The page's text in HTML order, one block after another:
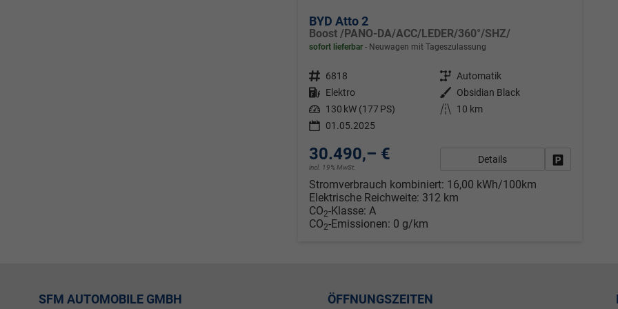
BYD Atto 2
Boost /PANO-DA/ACC/LEDER/360°/SHZ/
sofort lieferbar Neuwagen mit Tageszulassung
Fahrzeugnr. 6818 Getriebe Automatik
Kraftstoff Elektro Außenfarbe
Obsidian Black
Leistung 130 kW (177 PS) Kilometerstand
10 km
01.05.2025
30.490,– €
incl. 19% MwSt.
Details
Stromverbrauch kombiniert: 16,00 kWh/100km
Elektrische Reichweite: 312 km
CO2-Klasse: A
CO2-Emissionen: 0 g/km
SFM AUTOMOBILE GMBH ÖFFNUNGSZEITEN